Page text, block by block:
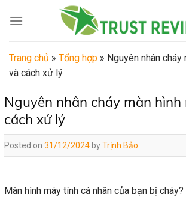
Trang chủ » Tổng hợp » Nguyên nhân cháy
và cách xử lý
Nguyên nhân cháy màn
cách xử lý
Posted on 31/12/2024 byTrịnh Bảo
Màn hình máy tính cá nhân của bạn bị